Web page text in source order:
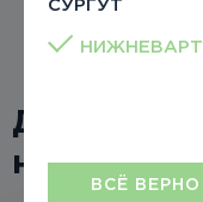
СУРГУТ
ВСЁ ВЕРНО
Другие
новости